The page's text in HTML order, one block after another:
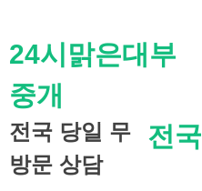
24시맑은대부
중개
전국
전국 당일 무
방문 상담